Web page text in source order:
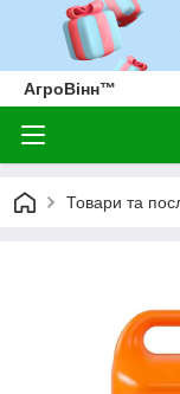
АгроВінн™
Товари та